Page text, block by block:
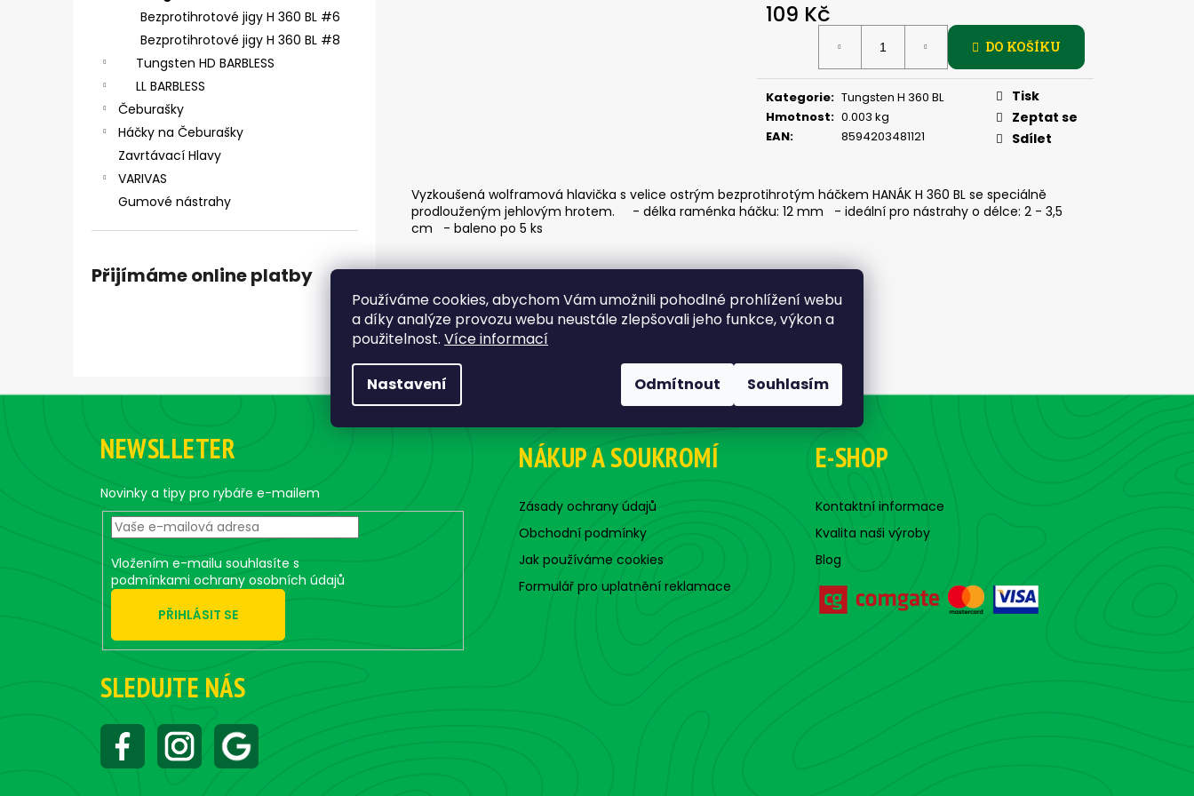
Používáme cookies, abychom Vám umožnili pohodlné prohlížení webu
a díky analýze provozu webu neustále zlepšovali jeho funkce, výkon a
použitelnost. Více informací
Nastavení Odmítnout Souhlasím
Bezprotihrotové jigy H 360 BL #6
Bezprotihrotové jigy H 360 BL #8
Tungsten HD BARBLESS
LL BARBLESS
Čeburašky
Háčky na Čeburašky
Zavrtávací Hlavy
VARIVAS
Gumové nástrahy
Přijímáme online platby
109 Kč
DO KOŠÍKU
Kategorie: Tungsten H 360 BL
Hmotnost: 0.003 kg
EAN: 8594203481121
Tisk
Zeptat se
Sdílet
Vyzkoušená wolframová hlavička s velice ostrým bezprotihrotým háčkem HANÁK H 360 BL se speciálně
prodlouženým jehlovým hrotem. - délka raménka háčku: 12 mm - ideální pro nástrahy o délce: 2 - 3,5
cm - baleno po 5 ks
SICKLE #6 - 5 KS, 4 G
SICKLE #6 - 5 KS, 2 G
Z
NEWSLLETER
Novinky a tipy pro rybáře e-mailem
Vložením e-mailu souhlasíte s
podmínkami ochrany osobních údajů
PŘIHLÁSIT SE
SLEDUJTE NÁS
NÁKUP A SOUKROMÍ
Zásady ochrany údajů
Obchodní podmínky
Jak používáme cookies
Formulář pro uplatnění reklamace
E-SHOP
Kontaktní informace
Kvalita naši výroby
Blog